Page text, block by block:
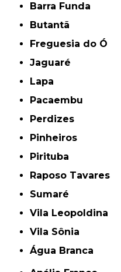
Barra Funda
Butantã
Freguesia do Ó
Jaguaré
Lapa
Pacaembu
Perdizes
Pinheiros
Pirituba
Raposo Tavares
Sumaré
Vila Leopoldina
Vila Sônia
Água Branca